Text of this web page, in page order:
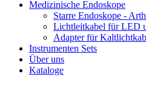
Medizinische Endoskope
Starre Endoskope -
Lichtleitkabel für LED
Adapter für
Instrumenten Sets
Über uns
Kataloge